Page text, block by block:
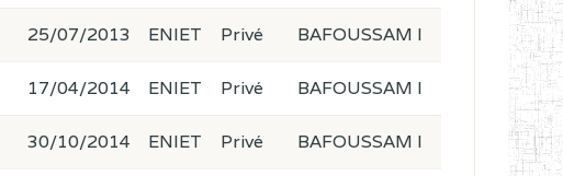
25/07/2013 ENIET Privé BAFOUSSAM I
17/04/2014 ENIET Privé BAFOUSSAM I
30/10/2014 ENIET Privé BAFOUSSAM I